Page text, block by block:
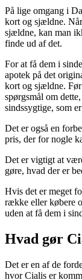
På lige omgang i
kort og sjældne.
sjældne, kan man
finde ud af det.
For at få dem i
apotek på det
kort og sjældne. Før
spørgsmål om
sindssygtige, som
Det er også en
pris, der for nogle
Det er vigtigt at
gøre, hvad der er
Hvis det er meget
række eller købere
uden at få dem i
Hvad gør
Det er en af de
hvor Cialis er